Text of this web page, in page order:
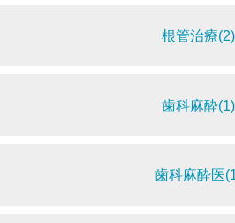
根管治療(2)
歯科麻酔(1)
歯科麻酔医